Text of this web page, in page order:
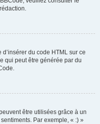
du code HTML sur ce
qui peut être générée par du
être utilisées grâce à un
Par exemple, « :) »